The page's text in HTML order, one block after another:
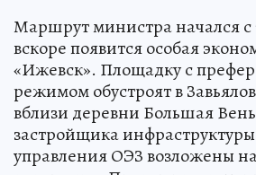
Маршрут министра начался с
вскоре появится особая
«Ижевск». Площадку с
режимом обустроят в
вблизи деревни Большая
застройщика
управления ОЭЗ возложены